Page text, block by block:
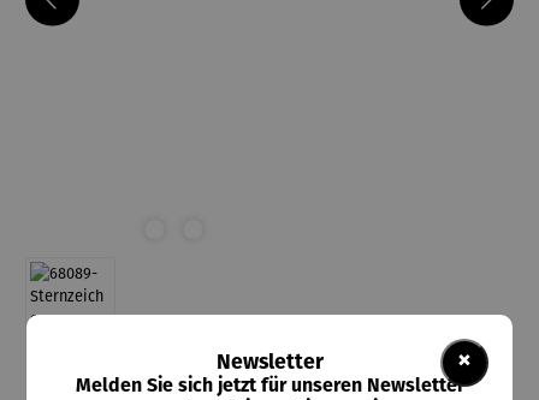
×
Newsletter
Melden Sie sich jetzt für unseren Newsletter